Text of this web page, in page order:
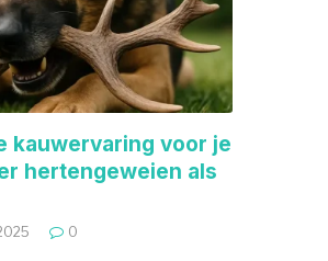
kauwervaring voor je
hertengeweien als
0